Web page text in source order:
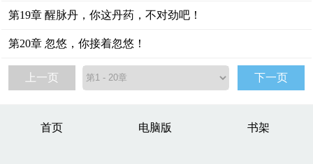
第19章 醒脉丹，你这丹药，不对劲吧！
第20章 忽悠，你接着忽悠！
上一页 下一页
首页 电脑版 书架